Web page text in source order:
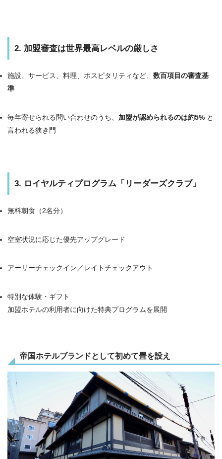
2. 加盟審査は世界最高レベルの厳しさ
施設、サービス、料理、ホスピタリティなど、 数百項目の審査基
準
毎年寄せられる問い合わせのうち、 加盟が認められるのは約5% と
言われる狭き門
3. ロイヤルティプログラム「リーダーズクラブ」
無料朝食（2名分）
空室状況に応じた優先アップグレード
アーリーチェックイン／レイトチェックアウト
特別な体験・ギフト
加盟ホテルの利用者に向けた特典プログラムを展開
帝国ホテルブランドとして初めて畳を設え